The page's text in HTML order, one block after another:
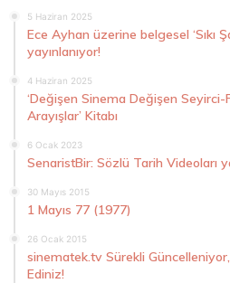
5 Haziran 2025
Ece Ayhan üzerine belgesel ‘Sıkı
yayınlanıyor!
4 Haziran 2025
‘Değişen Sinema Değişen
Arayışlar’ Kitabı
6 Ocak 2023
SenaristBir: Sözlü Tarih Videoları
30 Mayıs 2015
1 Mayıs 77 (1977)
26 Ocak 2015
sinematek.tv Sürekli
Ediniz!